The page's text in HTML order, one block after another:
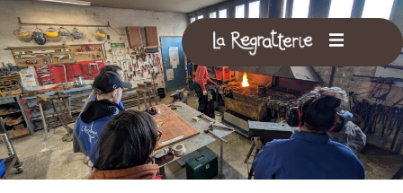
Aller
au
contenu